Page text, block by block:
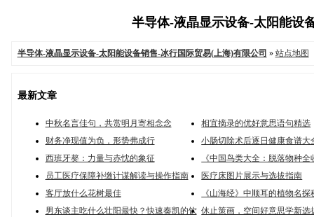
半导体-液晶显示设备-太阳能设
半导体-液晶显示设备-太阳能设备销售-冰行国际贸易(上海)有限公司 » 站点地图
最新文章
中秋名言佳句，共赏明月寄相念念
相宜摘录的优好意思语句精选
财务净现值为负，形势弗成行
小肠切除术后逐日健康食谱大
西班牙獒：力量与赤忱的象征
《中国鸟类大全：脱落物种全
员工医疗保障补缴计谋解读与操作指南
医疗床图片展示与选拔指南
客厅放什么花树最佳
《山海经》中顺耳的植物名探
男东谈主吃什么壮阳最快？快速奏凯的饮 休止策画，空间好意思学新选